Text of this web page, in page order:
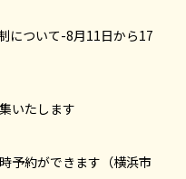
について-8月11日から17
いたします
予約ができます（横浜市